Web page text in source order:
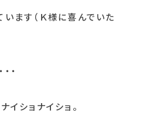
ます（Ｋ様に喜んでいた
・
イショナイショ。